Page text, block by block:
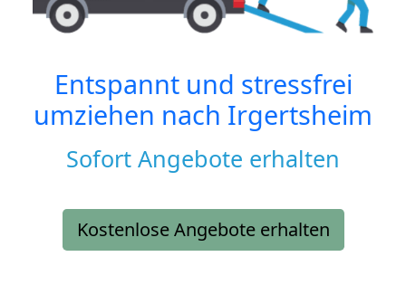
Entspannt und stressfrei
umziehen nach Irgertsheim
Sofort Angebote erhalten
Kostenlose Angebote erhalten